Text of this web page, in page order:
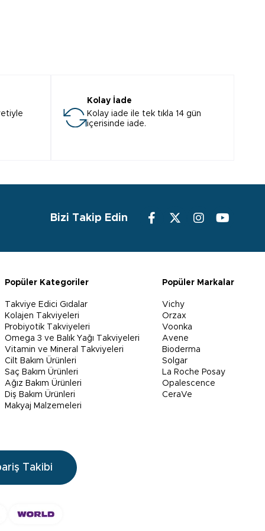
Kolay İade
Kolay iade ile tek tıkla 14 gün
içerisinde iade.
Bizi Takip Edin
Popüler Kategoriler
Takviye Edici Gıdalar
Kolajen Takviyeleri
Probiyotik Takviyeleri
Omega 3 ve Balık Yağı Takviyeleri
Vitamin ve Mineral Takviyeleri
Cilt Bakım Ürünleri
Saç Bakım Ürünleri
Ağız Bakım Ürünleri
Diş Bakım Ürünleri
Makyaj Malzemeleri
Popüler Markalar
Vichy
Orzax
Voonka
Avene
Bioderma
Solgar
La Roche Posay
Opalescence
CeraVe
Takibi